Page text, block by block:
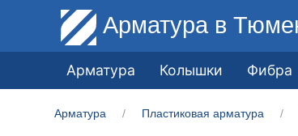
Арматура в
Арматура Колышки Фибра
Арматура Пластиковая арматура